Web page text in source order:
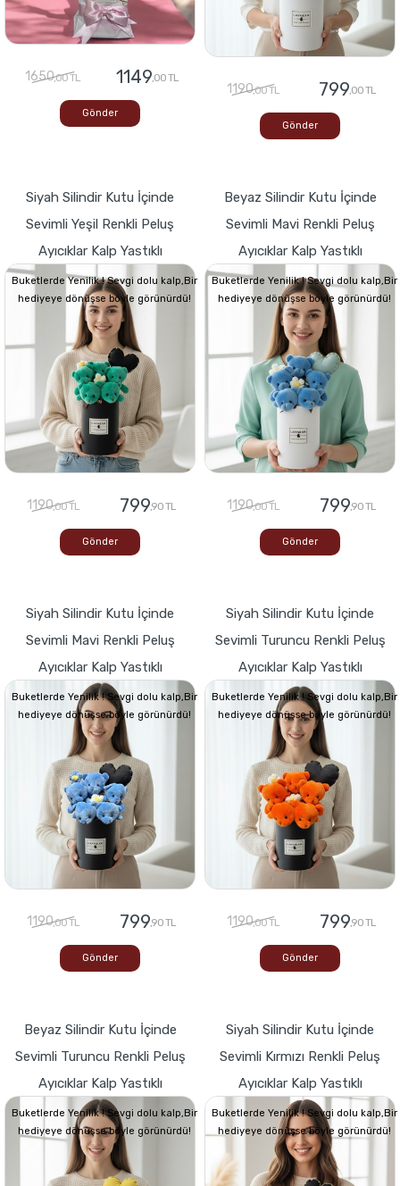
1650,00 TL 1149,00 TL
Gönder
1190,00 TL 799,00 TL
Gönder
Siyah Silindir Kutu İçinde
Sevimli Yeşil Renkli Peluş
Ayıcıklar Kalp Yastıklı
Buketlerde Yenilik ! Sevgi dolu kalp,Bir
hediyeye dönüşse böyle görünürdü!
1190,00 TL 799,90 TL
Gönder
Beyaz Silindir Kutu İçinde
Sevimli Mavi Renkli Peluş
Ayıcıklar Kalp Yastıklı
Buketlerde Yenilik ! Sevgi dolu kalp,Bir
hediyeye dönüşse böyle görünürdü!
1190,00 TL 799,90 TL
Gönder
Siyah Silindir Kutu İçinde
Sevimli Mavi Renkli Peluş
Ayıcıklar Kalp Yastıklı
Buketlerde Yenilik ! Sevgi dolu kalp,Bir
hediyeye dönüşse böyle görünürdü!
1190,00 TL 799,90 TL
Gönder
Siyah Silindir Kutu İçinde
Sevimli Turuncu Renkli Peluş
Ayıcıklar Kalp Yastıklı
Buketlerde Yenilik ! Sevgi dolu kalp,Bir
hediyeye dönüşse böyle görünürdü!
1190,00 TL 799,90 TL
Gönder
Beyaz Silindir Kutu İçinde
Sevimli Turuncu Renkli Peluş
Ayıcıklar Kalp Yastıklı
Buketlerde Yenilik ! Sevgi dolu kalp,Bir
hediyeye dönüşse böyle görünürdü!
Siyah Silindir Kutu İçinde
Sevimli Kırmızı Renkli Peluş
Ayıcıklar Kalp Yastıklı
Buketlerde Yenilik ! Sevgi dolu kalp,Bir
hediyeye dönüşse böyle görünürdü!